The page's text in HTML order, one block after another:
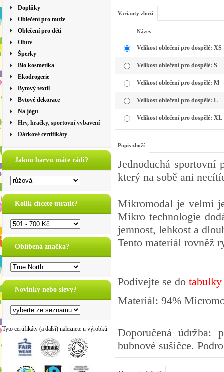
Doplňky
Oblečení pro muže
Oblečení pro děti
Obuv
Šperky
Bio kosmetika
Ekodrogerie
Bytový textil
Bytové dekorace
Na jógu
Hry, hračky, sportovní vybavení
Dárkové certifikáty
Jakou barvu máte rádi?
Kolik chcete utratit?
Oblíbená značka?
Novinky nebo slevy?
Tyto certifikáty (a další) naleznete u výrobků.
Varianty zboží
Název
Velikost oblečení pro dospělé: XS
Velikost oblečení pro dospělé: S
Velikost oblečení pro dospělé: M
Velikost oblečení pro dospělé: L
Velikost oblečení pro dospělé: XL
Popis zboží
Jednoduchá
který na sobě ani
Mikromodal je velmi
Mikro technologie
jemnost, lehkost a
Tento materiál rovněž
Podívejte se do
Materiál: 94%
Doporučená údržba:
bubnové sušičce.